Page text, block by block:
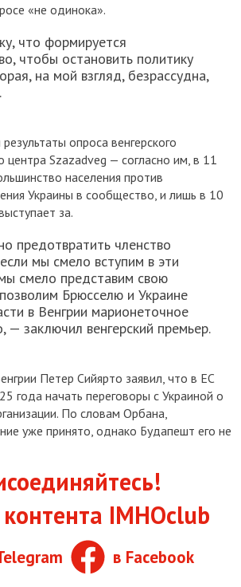
«не одинока».
что формируется
чтобы остановить политику
на мой взгляд, безрассудна,
опроса венгерского
центра Szazadveg — согласно им, в 11
населения против
Украины в сообщество, и лишь в 10
за.
предотвратить членство
мы смело вступим в эти
смело представим свою
Брюсселю и Украине
в Венгрии марионеточное
— заключил венгерский премьер.
Петер Сийярто заявил, что в ЕС
года начать переговоры с Украиной о
По словам Орбана,
уже принято, однако Будапешт его не
IMHOclub
в Facebook